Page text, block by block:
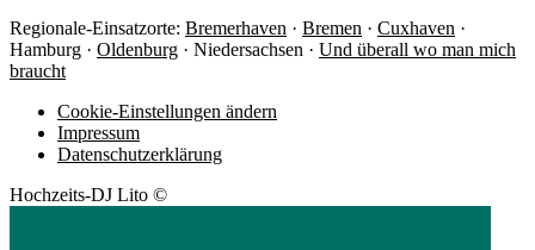
Regionale-Einsatzorte: Bremerhaven · Bremen · Cuxhaven ·
Hamburg · Oldenburg · Niedersachsen · Und überall wo man mich
braucht
Cookie-Einstellungen ändern
Impressum
Datenschutzerklärung
Hochzeits-DJ Lito ©